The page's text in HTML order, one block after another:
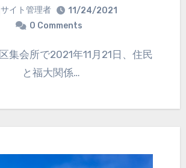
サイト管理者
11/24/2021
0 Comments
と福大関係…